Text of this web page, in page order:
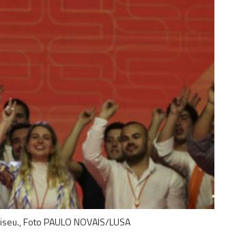
Foto PAULO NOVAIS/LUSA